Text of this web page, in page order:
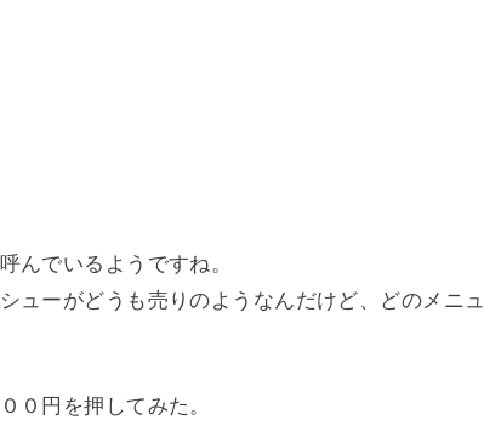
んでいるようですね。
ューがどうも売りのようなんだけど、どのメニュ
０円を押してみた。